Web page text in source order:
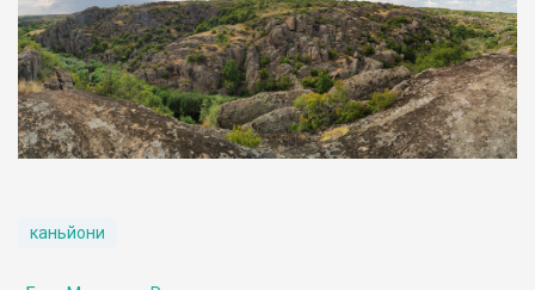
каньйони